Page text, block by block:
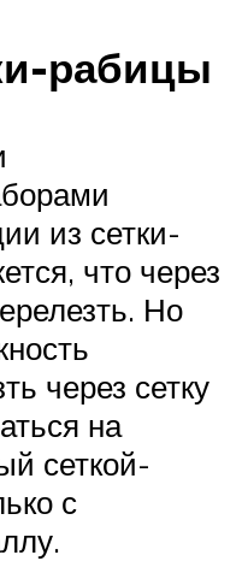
рабицы
из сетки-
что через
Но
через сетку
на
сеткой-
с